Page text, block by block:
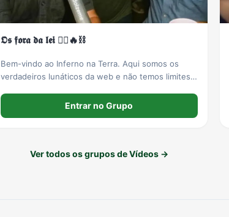
𝕺𝖘 𝖋𝖔𝖗𝖆 𝖉𝖆 𝖑𝖊𝖎 🏴‍☠️🔥⛓️
Bem-vindo ao Inferno na Terra. Aqui somos os
verdadeiros lunáticos da web e não temos limites.
que Deus te abençoe. 1° Regra e única: Não leve
nada pro coração.
Entrar no Grupo
Ver todos os grupos de Vídeos →